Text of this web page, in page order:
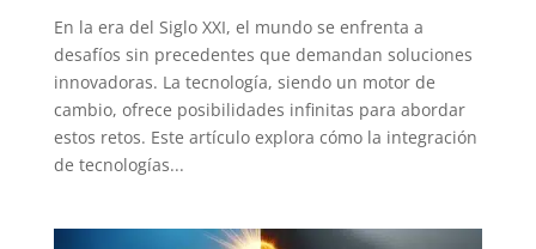
En la era del Siglo XXI, el mundo se enfrenta a
desafíos sin precedentes que demandan soluciones
innovadoras. La tecnología, siendo un motor de
cambio, ofrece posibilidades infinitas para abordar
estos retos. Este artículo explora cómo la integración
de tecnologías...